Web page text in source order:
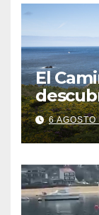
El
través
6